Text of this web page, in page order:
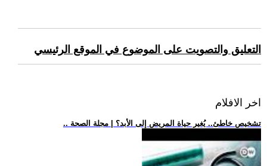
التعليق والتصويت على الموضوع في الموقع الرئيسي
اخر الافلام
.. تشخيص خاطئ.. يُغير حياة المريض إلى الأبد؟ | مجلة الصحة